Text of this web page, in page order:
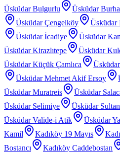
Üsküdar Bulgurlu Üsküdar
Üsküdar Çengelköy
Üsküdar
Üsküdar İcadiye
Üsküdar
Üsküdar Kirazlıtepe
Üsküdar
Üsküdar Küçük Çamlıca
Üsküdar Mehmet Akif Ersoy
Üsküdar Muratreis
Üsküdar
Üsküdar Selimiye
Üsküdar
Üsküdar Valide-i Atik
Üsküdar
Kamil
Kadıköy 19 Mayıs
Bostancı
Kadıköy Caddebostan